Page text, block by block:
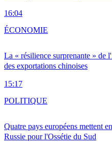
16:04
La « résilience surprenante » de
des exportations chinoises
15:17
ÉCONOMIE
Quatre pays européens mettent
Russie pour l'Ossétie du Sud
POLITIQUE